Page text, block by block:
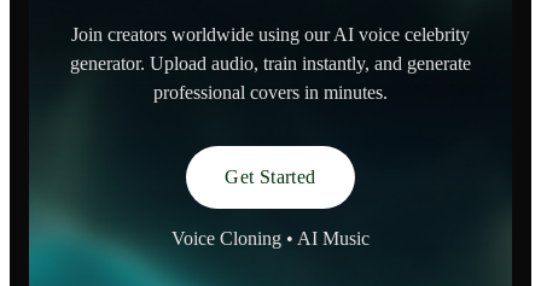
Join creators worldwide using our AI voice celebrity
generator. Upload audio, train instantly, and generate
professional covers in minutes.
Get Started
Voice Cloning • AI Music